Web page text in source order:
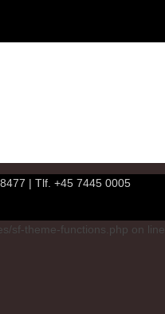
| Tlf. +45 7445 0005
sf-theme-functions.php on line